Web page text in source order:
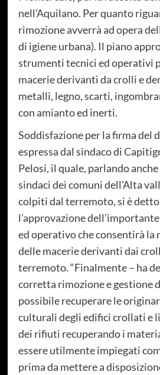
nell’Aquilano. Per quanto
rimozione avverrà ad opera
di igiene urbana). Il piano
strumenti tecnici ed operativi
macerie derivanti da crolli e
metalli, legno, scarti,
con amianto ed inerti.
Soddisfazione per la firma del
espressa dal sindaco di
Pelosi, il quale, parlando
sindaci dei comuni dell’Alta
colpiti dal terremoto, si è
l’approvazione
ed operativo che consentirà la
delle macerie derivanti dai
terremoto. “Finalmente – ha
corretta rimozione e gestione
possibile recuperare le
culturali degli edifici crollati e
dei rifiuti recuperando i
essere utilmente impiegati
prima da mettere a